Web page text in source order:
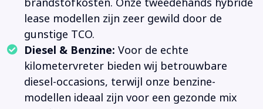
lease modellen zijn zeer gewild door de
gunstige TCO.
Diesel & Benzine: Voor de echte
kilometervreter bieden wij betrouwbare
diesel-occasions, terwijl onze benzine-
modellen ideaal zijn voor een gezonde mix